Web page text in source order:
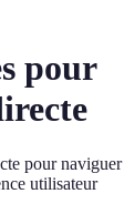
pour
pour naviguer
utilisateur